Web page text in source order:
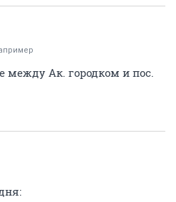
между Ак. городком и пос.